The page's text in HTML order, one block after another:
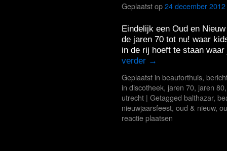
Geplaatst op24 december 2012
Eindelijk een Oud en
de jaren 70 tot nu! waar
in de rij hoeft te staan
verder →
Geplaatst in beauforthuis,
in discotheek, jaren 70, jaren 80
utrecht | Getagged balthazar,
nieuwjaarsfeest, oud & nieuw,
reactie plaatsen